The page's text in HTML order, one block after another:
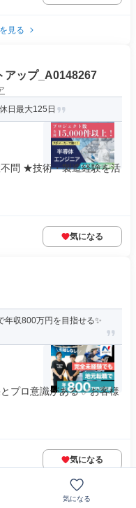
見る
アップ_A0148267
日最大125日
問 ★技術・製造経験を活
気になる
年収800万円を目指せる✨
プロ意識がある ✅お客様
気になる
見る 気になる